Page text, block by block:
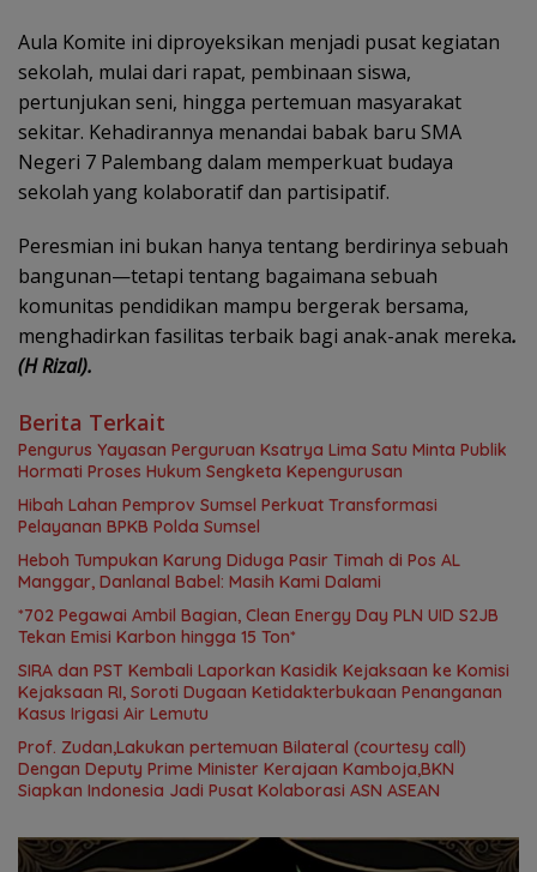
Aula Komite ini diproyeksikan menjadi pusat kegiatan
sekolah, mulai dari rapat, pembinaan siswa,
pertunjukan seni, hingga pertemuan masyarakat
sekitar. Kehadirannya menandai babak baru SMA
Negeri 7 Palembang dalam memperkuat budaya
sekolah yang kolaboratif dan partisipatif.
Peresmian ini bukan hanya tentang berdirinya sebuah
bangunan—tetapi tentang bagaimana sebuah
komunitas pendidikan mampu bergerak bersama,
menghadirkan fasilitas terbaik bagi anak-anak mereka.
(H Rizal).
Berita Terkait
Pengurus Yayasan Perguruan Ksatrya Lima Satu Minta Publik
Hormati Proses Hukum Sengketa Kepengurusan
Hibah Lahan Pemprov Sumsel Perkuat Transformasi
Pelayanan BPKB Polda Sumsel
Heboh Tumpukan Karung Diduga Pasir Timah di Pos AL
Manggar, Danlanal Babel: Masih Kami Dalami
*702 Pegawai Ambil Bagian, Clean Energy Day PLN UID S2JB
Tekan Emisi Karbon hingga 15 Ton*
SIRA dan PST Kembali Laporkan Kasidik Kejaksaan ke Komisi
Kejaksaan RI, Soroti Dugaan Ketidakterbukaan Penanganan
Kasus Irigasi Air Lemutu
Prof. Zudan,Lakukan pertemuan Bilateral (courtesy call)
Dengan Deputy Prime Minister Kerajaan Kamboja,BKN
Siapkan Indonesia Jadi Pusat Kolaborasi ASN ASEAN